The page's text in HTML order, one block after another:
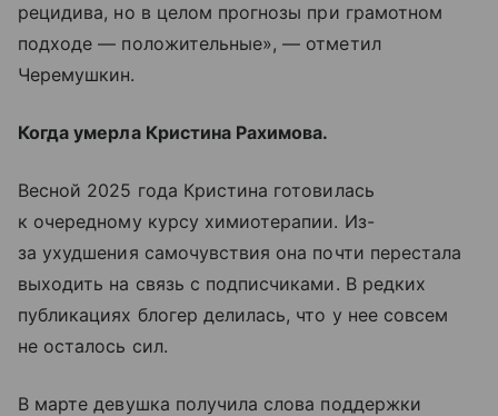
рецидива, но в целом прогнозы при грамотном
подходе — положительные», — отметил
Черемушкин.
Когда умерла Кристина Рахимова.
Весной 2025 года Кристина готовилась
к очередному курсу химиотерапии. Из-
за ухудшения самочувствия она почти перестала
выходить на связь с подписчиками. В редких
публикациях блогер делилась, что у нее совсем
не осталось сил.
В марте девушка получила слова поддержки